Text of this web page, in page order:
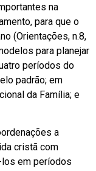
na
para que o
(Orientações, n.8,
para planejar
períodos do
padrão; em
da Família; e
a
cristã com
em períodos